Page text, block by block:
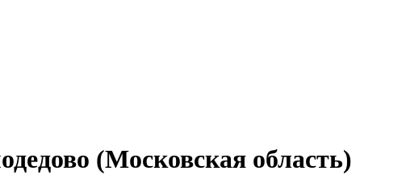
(Московская область)